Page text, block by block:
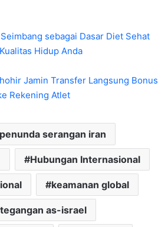
sebagai Dasar Diet Sehat
Hidup Anda
Jamin Transfer Langsung Bonus
Rekening Atlet
serangan iran
Hubungan Internasional
keamanan global
as-israel